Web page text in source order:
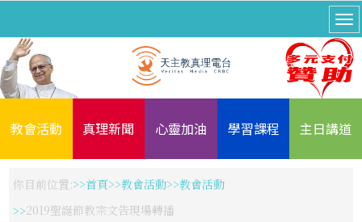
教會活動 真理新聞 心靈加油 學習課程 主日講道
你目前位置: 首頁 教會活動
教會活動
2019聖誕節教宗文告現場轉播